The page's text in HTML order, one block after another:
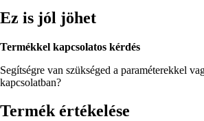
Ez is jól jöhet
Termékkel kapcsolatos kérdés
Segítségre van szükséged a paraméterekkel
kapcsolatban?
Termék értékelése